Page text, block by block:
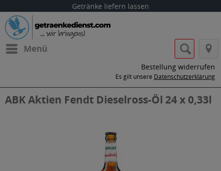
Getränke liefern lassen
Menü
Bestellung widerrufen
Es gilt unsere Datenschutzerklärung
ABK Aktien Fendt Dieselross-Öl 24 x 0,33l